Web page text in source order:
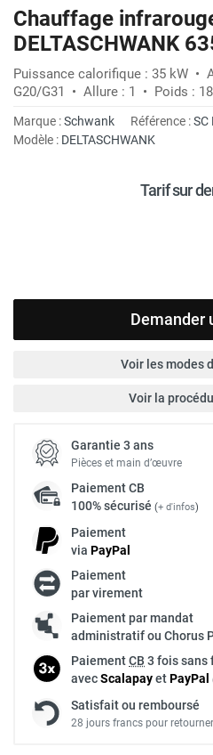
Chauffage
DELTASCHWANK
Puissance calorifique : 35 kW •
G20/G31 • Allure : 1 • Poids :
Marque :Schwank Référence :SC
Modèle : DELTASCHWANK
Tarif sur
Demander
Voir les modes
Voir la
Garantie 3 ans
Pièces et main d’œuvre
PaiementCB
100% sécurisé (+ d'infos)
Paiement
via PayPal
Paiement
par virement
Paiement par mandat
administratif ou Chorus
PaiementCB 3 fois sans
avecScalapayetPayPal
Satisfait ou remboursé
28 jours francs pour